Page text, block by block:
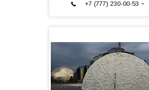
+7 (777) 230-00-53